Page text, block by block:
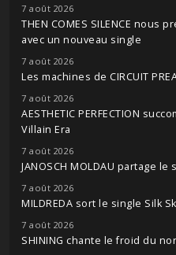
7 août 2026
THEN COMES SILENCE nous
avec un nouveau single
7 août 2026
Les machines de CIRCUIT
7 août 2026
AESTHETIC PERFECTION
Villain Era
7 août 2026
JANOSCH MOLDAU partage
7 août 2026
MILDREDA sort le single Silk
7 août 2026
SHINING chante le froid du